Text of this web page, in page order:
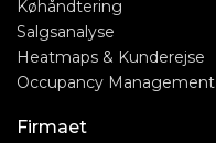
Køhåndtering
Salgsanalyse
Heatmaps & Kunderejse
Occupancy Management
Firmaet